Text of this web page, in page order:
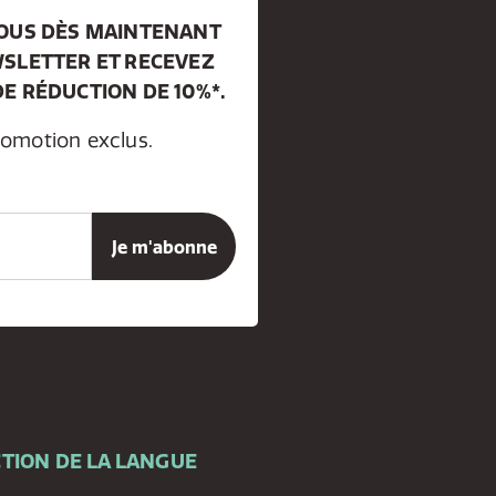
DÈS MAINTENANT
ET RECEVEZ
RÉDUCTION DE 10%*.
exclus.
DE LA LANGUE